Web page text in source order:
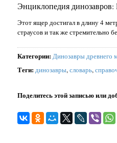
Энциклопедия
Этот ящер достигал в длину 4
страусов и так же стремительно
Категории:Динозавры древнего
Теги:динозавры,словарь,
Поделитесь этой записью или